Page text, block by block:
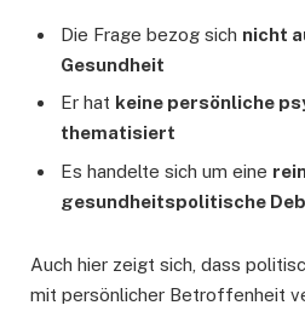
Die Frage bezog sich nicht
Gesundheit
Er hat keine persönliche
thematisiert
Es handelte sich um eine
gesundheitspolitische
Auch hier zeigt sich, dass
mit persönlicher Betroffenheit